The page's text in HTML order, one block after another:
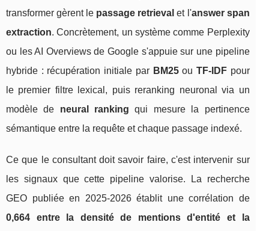
transformer gèrent le passage retrieval et l'answer span
extraction. Concrètement, un système comme Perplexity
ou les AI Overviews de Google s'appuie sur une pipeline
hybride : récupération initiale par BM25ou TF-IDFpour
le premier filtre lexical, puis reranking neuronal via un
modèle de neural ranking qui mesure la pertinence
sémantique entre la requête et chaque passage indexé.
Ce que le consultant doit savoir faire, c'est intervenir sur
les signaux que cette pipeline valorise. La recherche
GEO publiée en 2025-2026 établit une corrélation de
0,664 entre la densité de mentions d'entité et la